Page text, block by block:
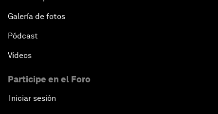
Galería de fotos
Pódcast
Vídeos
Participe en el Foro
Iniciar sesión